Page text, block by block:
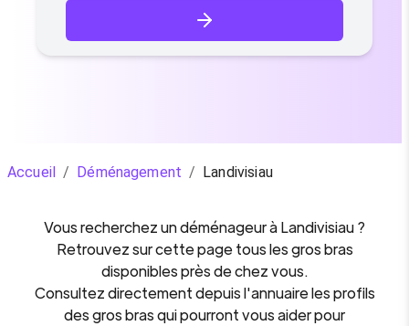
Accueil / Déménagement / Landivisiau
Vous recherchez undéménageuràLandivisiau?
Retrouvez sur cette page tous les gros bras
disponibles près de chez vous.
Consultez directement depuis l'annuaire les profils
des gros bras qui pourront vous aider pour